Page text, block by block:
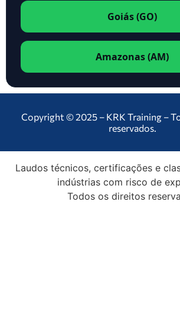
Goiás (GO)
Amazonas (AM)
Copyright © 2025 – KRK Training –
reservados.
Laudos técnicos, certificações e
indústrias com risco de
Todos os direitos